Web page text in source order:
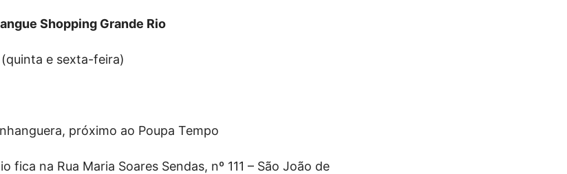
Shopping Grande Rio
e sexta-feira)
próximo ao Poupa Tempo
fica na Rua Maria Soares Sendas, nº 111 – São João de